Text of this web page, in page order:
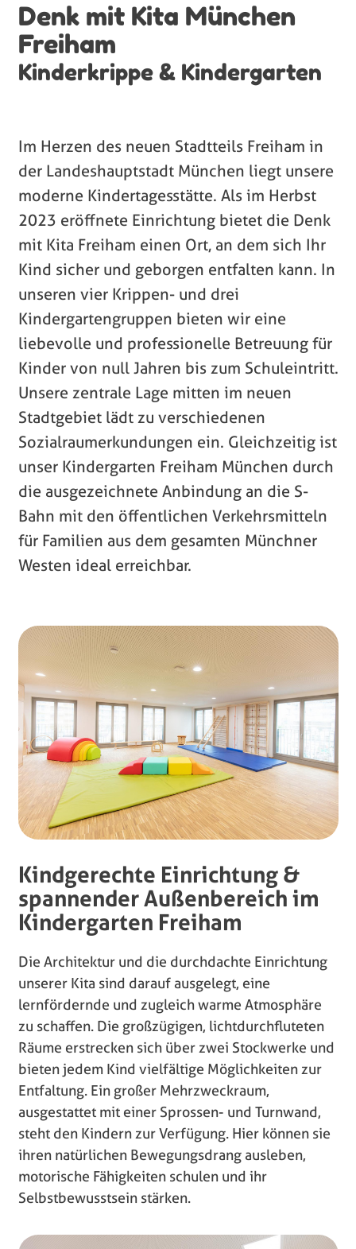
Denk mit Kita München
Freiham
Kinderkrippe & Kindergarten
Im Herzen des neuen Stadtteils Freiham in
der Landeshauptstadt München liegt unsere
moderne Kindertagesstätte. Als im Herbst
2023 eröffnete Einrichtung bietet die Denk
mit Kita Freiham einen Ort, an dem sich Ihr
Kind sicher und geborgen entfalten kann. In
unseren vier Krippen- und drei
Kindergartengruppen bieten wir eine
liebevolle und professionelle Betreuung für
Kinder von null Jahren bis zum Schuleintritt.
Unsere zentrale Lage mitten im neuen
Stadtgebiet lädt zu verschiedenen
Sozialraumerkundungen ein. Gleichzeitig ist
unser Kindergarten Freiham München durch
die ausgezeichnete Anbindung an die S-
Bahn mit den öffentlichen Verkehrsmitteln
für Familien aus dem gesamten Münchner
Westen ideal erreichbar.
Kindgerechte Einrichtung &
spannender Außenbereich im
Kindergarten Freiham
Die Architektur und die durchdachte Einrichtung
unserer Kita sind darauf ausgelegt, eine
lernfördernde und zugleich warme Atmosphäre
zu schaffen. Die großzügigen, lichtdurchfluteten
Räume erstrecken sich über zwei Stockwerke und
bieten jedem Kind vielfältige Möglichkeiten zur
Entfaltung. Ein großer Mehrzweckraum,
ausgestattet mit einer Sprossen- und Turnwand,
steht den Kindern zur Verfügung. Hier können sie
ihren natürlichen Bewegungsdrang ausleben,
motorische Fähigkeiten schulen und ihr
Selbstbewusstsein stärken.